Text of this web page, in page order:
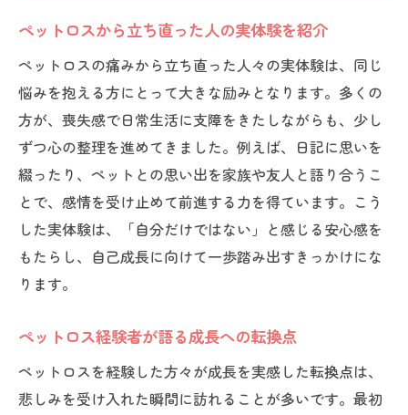
ペットロスから立ち直った人の実体験を紹介
ペットロスの痛みから立ち直った人々の実体験は、同じ
悩みを抱える方にとって大きな励みとなります。多くの
方が、喪失感で日常生活に支障をきたしながらも、少し
ずつ心の整理を進めてきました。例えば、日記に思いを
綴ったり、ペットとの思い出を家族や友人と語り合うこ
とで、感情を受け止めて前進する力を得ています。こう
した実体験は、「自分だけではない」と感じる安心感を
もたらし、自己成長に向けて一歩踏み出すきっかけにな
ります。
ペットロス経験者が語る成長への転換点
ペットロスを経験した方々が成長を実感した転換点は、
悲しみを受け入れた瞬間に訪れることが多いです。最初